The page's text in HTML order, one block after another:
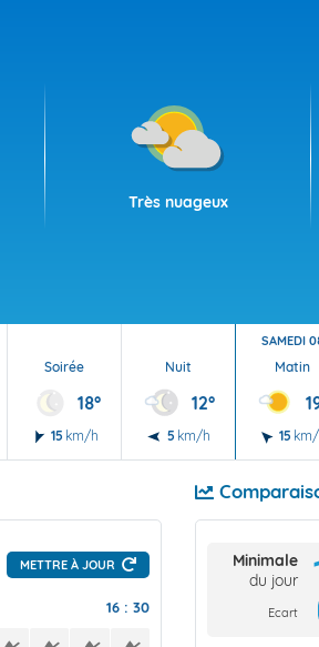
Très nuageux
Soirée
18°
15 km/h
Nuit
12°
5 km/h
SAMEDI
Matin
15
METTRE À JOUR
16 : 30
Minimale
du jour
Ecart